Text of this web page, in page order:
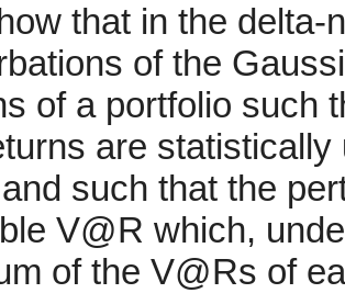
that in the delta-
of the
of a portfolio such
are
such that the
V@R which,
of the V@Rs of